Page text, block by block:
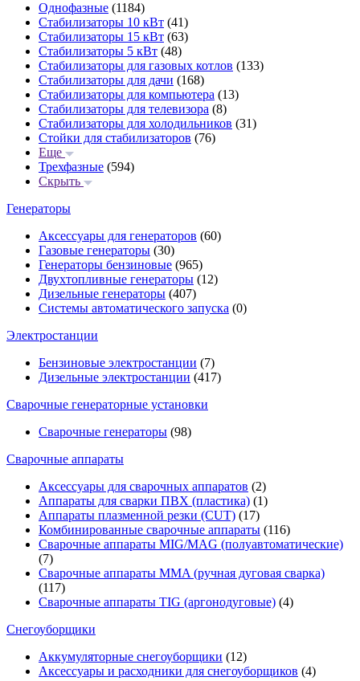
Однофазные (1184)
Стабилизаторы 10 кВт (41)
Стабилизаторы 15 кВт (63)
Стабилизаторы 5 кВт (48)
Стабилизаторы для газовых котлов (133)
Стабилизаторы для дачи (168)
Стабилизаторы для компьютера (13)
Стабилизаторы для телевизора (8)
Стабилизаторы для холодильников (31)
Стойки для стабилизаторов (76)
Еще
Трехфазные (594)
Скрыть
Генераторы
Аксессуары для генераторов (60)
Газовые генераторы (30)
Генераторы бензиновые (965)
Двухтопливные генераторы (12)
Дизельные генераторы (407)
Системы автоматического запуска (0)
Электростанции
Бензиновые электростанции (7)
Дизельные электростанции (417)
Сварочные генераторные установки
Сварочные генераторы (98)
Сварочные аппараты
Аксессуары для сварочных аппаратов (2)
Аппараты для сварки ПВХ (пластика) (1)
Аппараты плазменной резки (CUT) (17)
Комбинированные сварочные аппараты (116)
Сварочные аппараты MIG/MAG (полуавтоматические)
(7)
Сварочные аппараты MMA (ручная дуговая сварка)
(117)
Сварочные аппараты TIG (аргонодуговые) (4)
Снегоуборщики
Аккумуляторные снегоуборщики (12)
Аксессуары и расходники для снегоуборщиков (4)